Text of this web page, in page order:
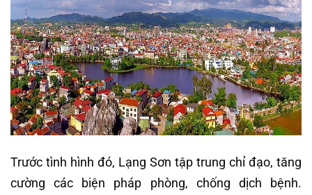
Trước tình hình đó, Lạng Sơn tập trung chỉ đạo, tăng
cường các biện pháp phòng, chống dịch bệnh.